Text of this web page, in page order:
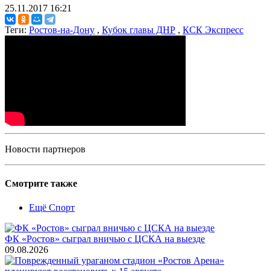
25.11.2017 16:21
Теги: Ростов-на-Дону , Кубок главы ДНР , КСК Экспресс
Новости партнеров
Смотрите также
Ещё Спорт
ФК «Ростов» сыграл вничью с ЦСКА на выезде
09.08.2026